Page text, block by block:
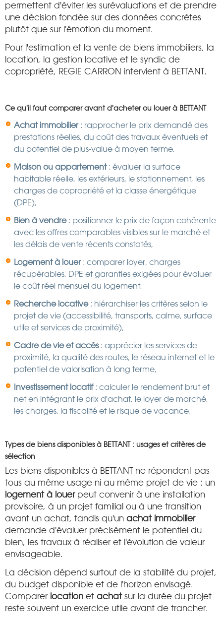
permettent d'éviter les surévaluations et de prendre
une décision fondée sur des données concrètes
plutôt que sur l'émotion du moment.
Pour l'estimation et la vente de biens immobiliers, la
location, la gestion locative et le syndic de
copropriété, REGIE CARRON intervient à BETTANT.
Ce qu'il faut comparer avant d'acheter ou louer à BETTANT
Achat immobilier: rapprocher le prix demandé des
prestations réelles, du coût des travaux éventuels et
du potentiel de plus-value à moyen terme,
Maison ou appartement: évaluer la surface
habitable réelle, les extérieurs, le stationnement, les
charges de copropriété et la classe énergétique
(DPE),
Bien à vendre: positionner le prix de façon cohérente
avec les offres comparables visibles sur le marché et
les délais de vente récents constatés,
Logement à louer: comparer loyer, charges
récupérables, DPE et garanties exigées pour évaluer
le coût réel mensuel du logement,
Recherche locative: hiérarchiser les critères selon le
projet de vie (accessibilité, transports, calme, surface
utile et services de proximité),
Cadre de vie et accès: apprécier les services de
proximité, la qualité des routes, le réseau internet et le
potentiel de valorisation à long terme,
Investissement locatif: calculer le rendement brut et
net en intégrant le prix d'achat, le loyer de marché,
les charges, la fiscalité et le risque de vacance.
Types de biens disponibles à BETTANT : usages et critères de
sélection
Les biens disponibles à BETTANT ne répondent pas
tous au même usage ni au même projet de vie : un
logement à louerpeut convenir à une installation
provisoire, à un projet familial ou à une transition
avant un achat, tandis qu'un achat immobilier
demande d'évaluer précisément le potentiel du
bien, les travaux à réaliser et l'évolution de valeur
envisageable.
La décision dépend surtout de la stabilité du projet,
du budget disponible et de l'horizon envisagé.
Comparer location et achatsur la durée du projet
reste souvent un exercice utile avant de trancher.